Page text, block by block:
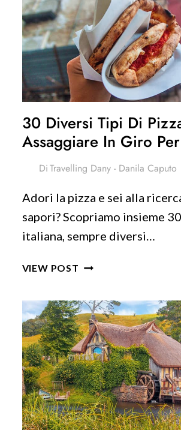
–
MANGIARE
IN
ECONOMIA!
30 Diversi Tipi Di
Assaggiare In Giro Per
DiTravelling Dany - Danila Caputo
Adori la pizza e sei alla
sapori? Scopriamo insieme
italiana, sempre diversi…
VIEW POST 30
DI
PIZZA
DA
ASSAGGIARE
IN
GIRO
PER
L’ITALIA